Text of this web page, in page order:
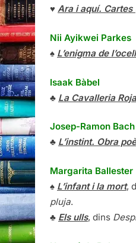
♥ Ara i aquí. Cartes
Nii Ayikwei Parkes
♠ L’enigma de
Isaak Bàbel
♣ La Cavalleria Roja
Josep-Ramon Bach
♣ L’instint. Obra
Margarita Ballester
♠ L’infant i la mort,
pluja.
♣ Els ulls, dins